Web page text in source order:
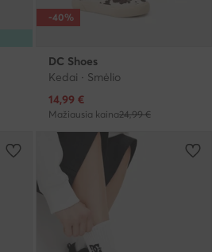
-40%
DC Shoes
Kedai · Smėlio
Dabartinė kaina
14,99 €
Mažiausia kaina24,99 €